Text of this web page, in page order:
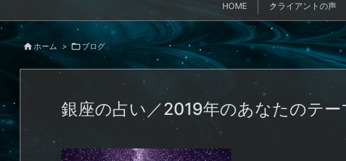
HOME クライアントの声
ホーム > ブログ
銀座の占い／2019年のあなたのテー